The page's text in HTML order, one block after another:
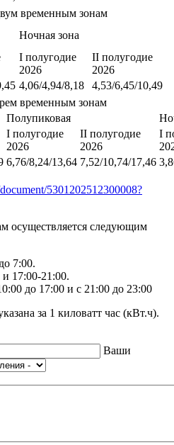
временным зонам
Ночная зона
I полугодие
2026
II полугодие
2026
4,06/4,94/8,18
4,53/6,45/10,49
временным зонам
Полупиковая
I полугодие
2026
II полугодие
2026
I
6,76/8,24/13,64 7,52/10,74/17,46
5301202512300008?
осуществляется следующим
7:00.
17:00-21:00.
до 17:00 и с 21:00 до 23:00
за 1 киловатт час (кВт.ч).
Ваши